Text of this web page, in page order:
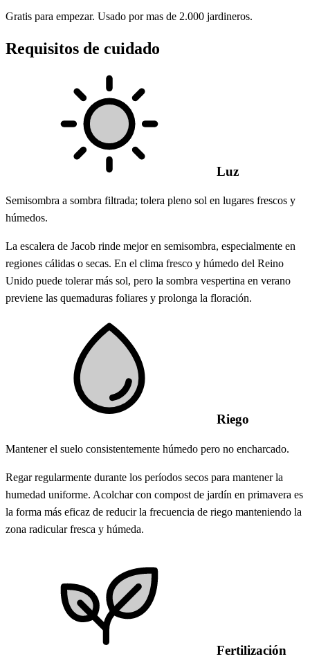
Gratis para empezar. Usado por mas de 2.000 jardineros.
Requisitos de cuidado
Luz
Semisombra a sombra filtrada; tolera pleno sol en lugares frescos y
húmedos.
La escalera de Jacob rinde mejor en semisombra, especialmente en
regiones cálidas o secas. En el clima fresco y húmedo del Reino
Unido puede tolerar más sol, pero la sombra vespertina en verano
previene las quemaduras foliares y prolonga la floración.
Riego
Mantener el suelo consistentemente húmedo pero no encharcado.
Regar regularmente durante los períodos secos para mantener la
humedad uniforme. Acolchar con compost de jardín en primavera es
la forma más eficaz de reducir la frecuencia de riego manteniendo la
zona radicular fresca y húmeda.
Fertilización